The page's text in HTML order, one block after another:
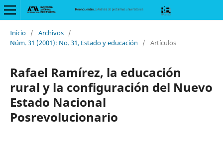
Inicio / Archivos /
Núm. 31 (2001): No. 31, Estado y educación
/ Artículos
Rafael Ramírez, la educación
rural y la configuración del Nuevo
Estado Nacional
Posrevolucionario